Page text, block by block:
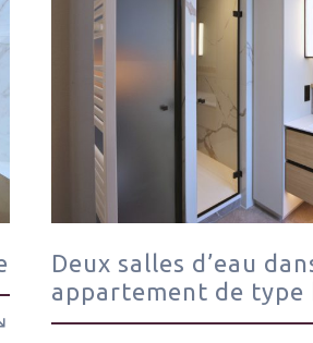
Deux salles d’eau
appartement de type